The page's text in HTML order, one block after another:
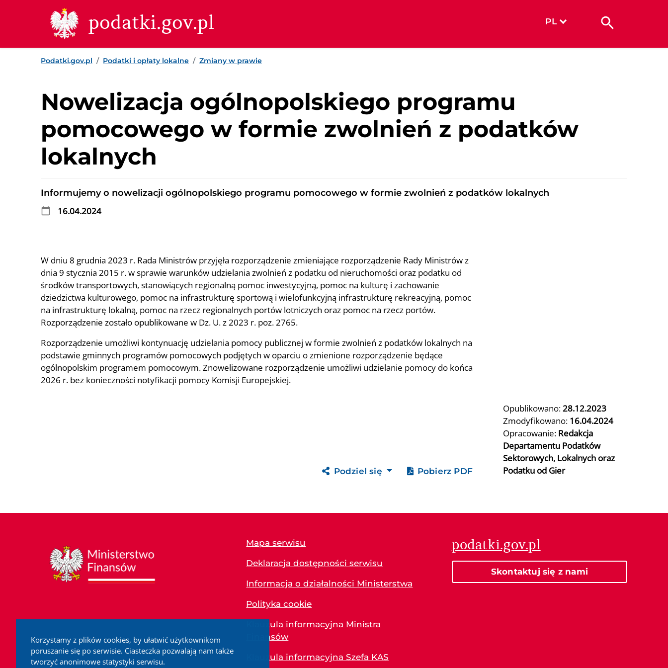
Korzystamy z plików cookies, by ułatwić użytkownikom
poruszanie się po serwisie. Ciasteczka pozwalają nam także
tworzyć anonimowe statystyki serwisu.
Przejdź do treści
Przejdź do wyszukiwarki
Przejdź do stopki
podatki.gov.pl PL
Podatki.gov.pl Podatki i opłaty lokalne Zmiany w prawie
Nowelizacja ogólnopolskiego programu
pomocowego w formie zwolnień z podatków
lokalnych
Informujemy o nowelizacji ogólnopolskiego programu pomocowego w formie zwolnień z podatków lokalnych
16.04.2024
W dniu 8 grudnia 2023 r. Rada Ministrów przyjęła rozporządzenie zmieniające rozporządzenie Rady Ministrów z
dnia 9 stycznia 2015 r. w sprawie warunków udzielania zwolnień z podatku od nieruchomości oraz podatku od
środków transportowych, stanowiących regionalną pomoc inwestycyjną, pomoc na kulturę i zachowanie
dziedzictwa kulturowego, pomoc na infrastrukturę sportową i wielofunkcyjną infrastrukturę rekreacyjną, pomoc
na infrastrukturę lokalną, pomoc na rzecz regionalnych portów lotniczych oraz pomoc na rzecz portów.
Rozporządzenie zostało opublikowane w Dz. U. z 2023 r. poz. 2765.
Rozporządzenie umożliwi kontynuację udzielania pomocy publicznej w formie zwolnień z podatków lokalnych na
podstawie gminnych programów pomocowych podjętych w oparciu o zmienione rozporządzenie będące
ogólnopolskim programem pomocowym. Znowelizowane rozporządzenie umożliwi udzielanie pomocy do końca
2026 r. bez konieczności notyfikacji pomocy Komisji Europejskiej.
Podziel się Pobierz PDF
Opublikowano:28.12.2023
Zmodyfikowano: 16.04.2024
Opracowanie: Redakcja
Departamentu Podatków
Sektorowych, Lokalnych oraz
Podatku od Gier
Mapa serwisu
Deklaracja dostępności serwisu
Informacja o działalności Ministerstwa
Polityka cookie
Klauzula informacyjna Ministra
Finansów
Klauzula informacyjna Szefa KAS
podatki.gov.pl
Skontaktuj się z nami